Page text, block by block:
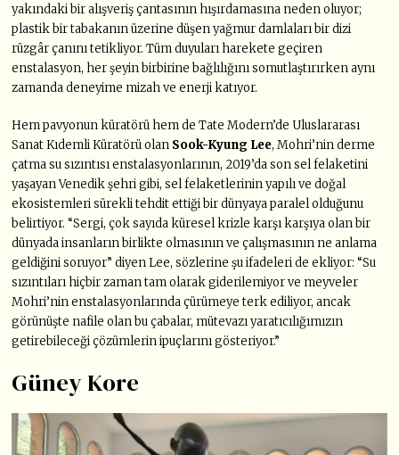
yakındaki bir alışveriş çantasının hışırdamasına neden oluyor;
plastik bir tabakanın üzerine düşen yağmur damlaları bir dizi
rüzgâr çanını tetikliyor. Tüm duyuları harekete geçiren
enstalasyon, her şeyin birbirine bağlılığını somutlaştırırken aynı
zamanda deneyime mizah ve enerji katıyor.
Hem pavyonun küratörü hem de Tate Modern’de Uluslararası
Sanat Kıdemli Küratörü olan Sook-Kyung Lee, Mohri’nin derme
çatma su sızıntısı enstalasyonlarının, 2019’da son sel felaketini
yaşayan Venedik şehri gibi, sel felaketlerinin yapılı ve doğal
ekosistemleri sürekli tehdit ettiği bir dünyaya paralel olduğunu
belirtiyor. “Sergi, çok sayıda küresel krizle karşı karşıya olan bir
dünyada insanların birlikte olmasının ve çalışmasının ne anlama
geldiğini soruyor” diyen Lee, sözlerine şu ifadeleri de ekliyor: “Su
sızıntıları hiçbir zaman tam olarak giderilemiyor ve meyveler
Mohri’nin enstalasyonlarında çürümeye terk ediliyor, ancak
görünüşte nafile olan bu çabalar, mütevazı yaratıcılığımızın
getirebileceği çözümlerin ipuçlarını gösteriyor.”
Güney Kore